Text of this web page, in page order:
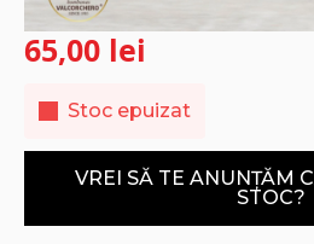
65,00 lei
Stoc epuizat
VREI SĂ TE ANUNȚĂM
STOC?